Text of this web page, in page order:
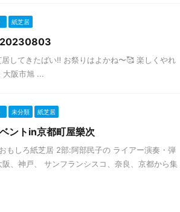
紙芝居
20230803
してきたばい‼️ お祭りはよかね〜🥰 楽しくやれ
大阪市旭 ...
未分類 紙芝居
ントin京都町屋樂次
もしろ紙芝居 2部:阿部民子の ライアー演奏・弾
、神戸、 サンフランシスコ、奈良、京都から集